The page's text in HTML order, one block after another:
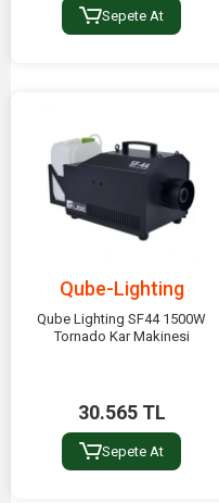
Sepete At
Qube-Lighting
Qube Lighting SF44 1500W
Tornado Kar Makinesi
30.565 TL
Sepete At